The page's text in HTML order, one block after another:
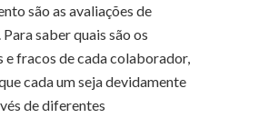
são as avaliações de
saber quais são os
fracos de cada colaborador,
cada um seja devidamente
de diferentes